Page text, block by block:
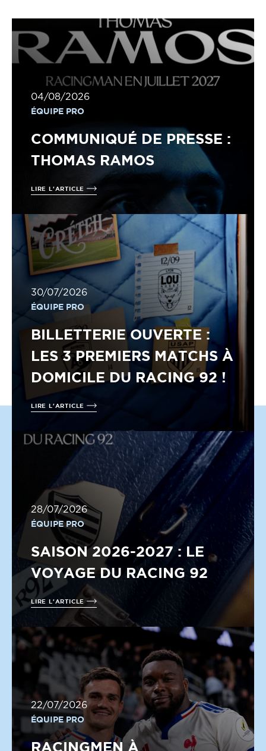
04/08/2026
ÉQUIPE PRO
COMMUNIQUÉ DE PRESSE :
THOMAS RAMOS
LIRE L'ARTICLE
30/07/2026
ÉQUIPE PRO
BILLETTERIE OUVERTE :
LES 3 PREMIERS MATCHS À
DOMICILE DU RACING 92 !
LIRE L'ARTICLE
28/07/2026
ÉQUIPE PRO
SAISON 2026-2027 : LE
VOYAGE DU RACING 92
LIRE L'ARTICLE
22/07/2026
ÉQUIPE PRO
RACINGMEN À